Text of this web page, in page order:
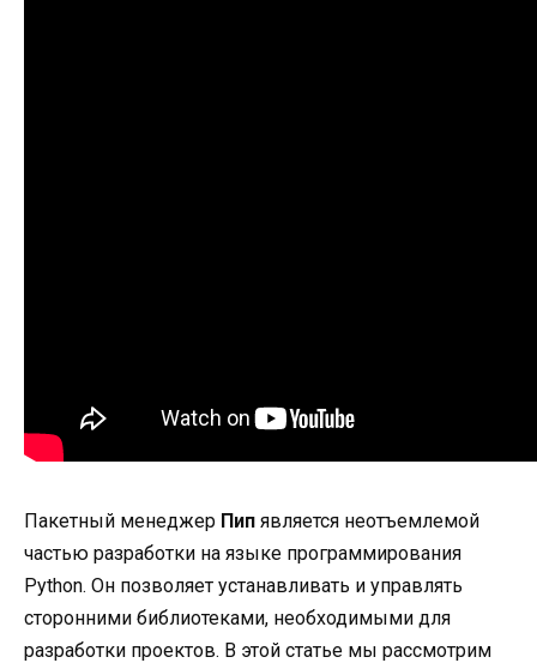
Пакетный менеджер Пип является неотъемлемой
частью разработки на языке программирования
Python. Он позволяет устанавливать и управлять
сторонними библиотеками, необходимыми для
разработки проектов. В этой статье мы рассмотрим